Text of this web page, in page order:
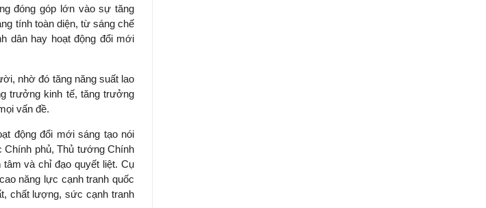
đóng góp lớn vào sự tăng
tính toàn diện, từ sáng chế
dân hay hoạt động đổi mới
nhờ đó tăng năng suất lao
trưởng kinh tế, tăng trưởng
vấn đề.
động đổi mới sáng tạo nói
Chính phủ, Thủ tướng Chính
và chỉ đạo quyết liệt. Cụ
năng lực cạnh tranh quốc
chất lượng, sức cạnh tranh